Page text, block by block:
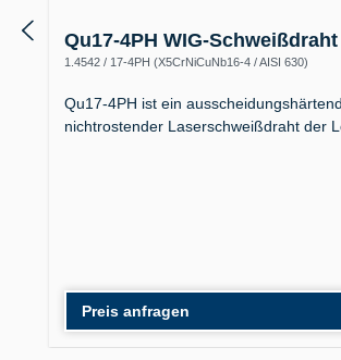
Qu17-4PH WIG-Schweißdraht
1.4542 / 17-4PH (X5CrNiCuNb16-4 / AISI 630)
Qu17-4PH ist ein
nichtrostender Laserschweißdraht der
Preis anfragen